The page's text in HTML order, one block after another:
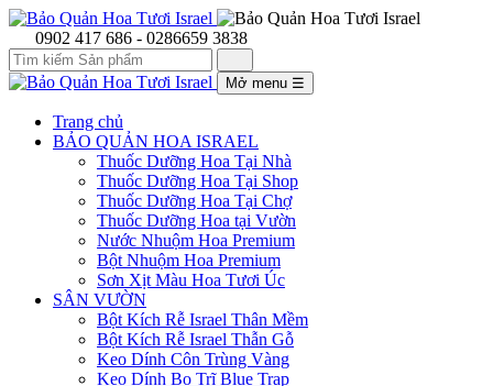
0902 417 686 - 0286659 3838
Mở menu ☰
Trang chủ
BẢO QUẢN HOA ISRAEL
Thuốc Dưỡng Hoa Tại Nhà
Thuốc Dưỡng Hoa Tại Shop
Thuốc Dưỡng Hoa Tại Chợ
Thuốc Dưỡng Hoa tại Vườn
Nước Nhuộm Hoa Premium
Bột Nhuộm Hoa Premium
Sơn Xịt Màu Hoa Tươi Úc
SÂN VƯỜN
Bột Kích Rễ Israel Thân Mềm
Bột Kích Rễ Israel Thẫn Gỗ
Keo Dính Côn Trùng Vàng
Keo Dính Bọ Trĩ Blue Trap